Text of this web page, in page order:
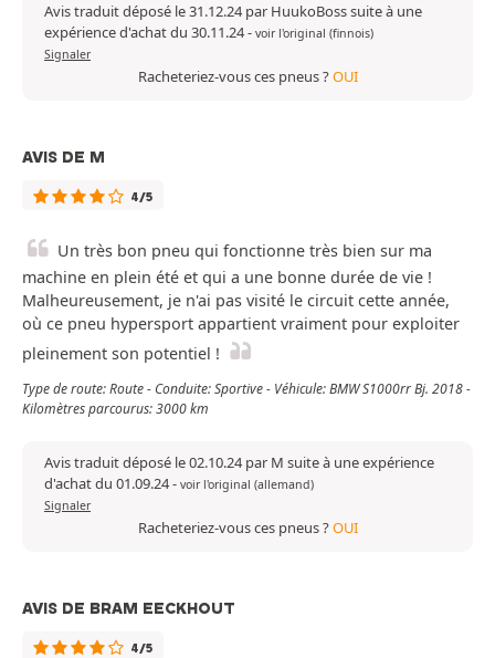
Avis traduit déposé le 31.12.24 par HuukoBoss suite à une
expérience d'achat du 30.11.24- voir l'original (finnois)
Signaler
Racheteriez-vous ces pneus ?OUI
AVIS DE M
4/5
Un très bon pneu qui fonctionne très bien sur ma
machine en plein été et qui a une bonne durée de vie !
Malheureusement, je n'ai pas visité le circuit cette année,
où ce pneu hypersport appartient vraiment pour exploiter
pleinement son potentiel !
Type de route: Route - Conduite: Sportive - Véhicule: BMW S1000rr Bj. 2018 -
Kilomètres parcourus: 3000 km
Avis traduit déposé le 02.10.24 par M suite à une expérience
d'achat du 01.09.24- voir l'original (allemand)
Signaler
Racheteriez-vous ces pneus ?OUI
AVIS DE BRAM EECKHOUT
4/5